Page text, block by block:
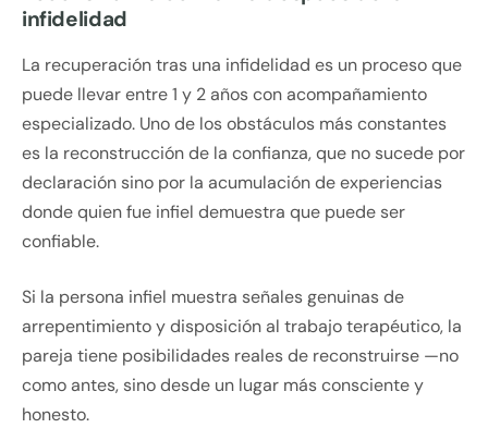
infidelidad
La recuperación tras una infidelidad es un proceso que
puede llevar entre 1 y 2 años con acompañamiento
especializado. Uno de los obstáculos más constantes
es la reconstrucción de la confianza, que no sucede por
declaración sino por la acumulación de experiencias
donde quien fue infiel demuestra que puede ser
confiable.
Si la persona infiel muestra señales genuinas de
arrepentimiento y disposición al trabajo terapéutico, la
pareja tiene posibilidades reales de reconstruirse —no
como antes, sino desde un lugar más consciente y
honesto.